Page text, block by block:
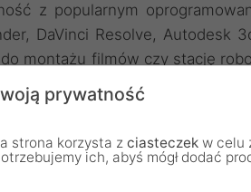
z popularnym
DaVinci Resolve, Autodesk
montażu filmów czy stację
prywatność
strona korzysta z ciasteczek w celu
ich, abyś mógł dodać